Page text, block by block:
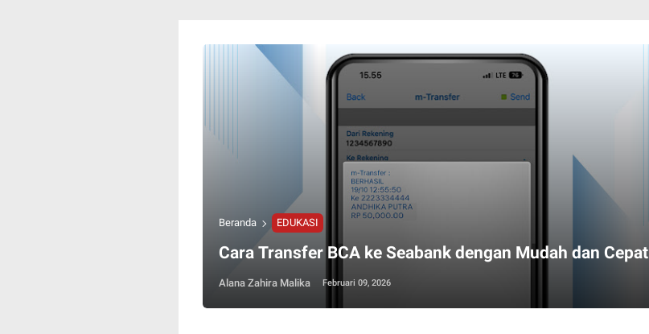
Beranda EDUKASI
Cara Transfer BCA ke Seabank dengan Mudah dan Cepat
Alana Zahira Malika Februari 09, 2026